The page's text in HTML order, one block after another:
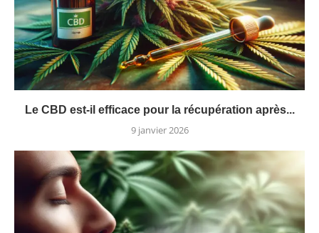
Le CBD est-il efficace pour la récupération après...
9 janvier 2026